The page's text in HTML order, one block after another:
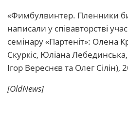
«Фимбулвинтер. Пленники
написали у співавторстві
семінару «Партеніт»: Олена
Скуркіс, Юліана
Ігор Вереснєв та Олег Сілін),
[OldNews]